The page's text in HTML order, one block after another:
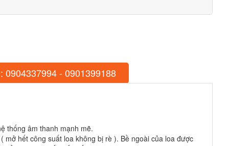
0904337994 - 0901399188
thống âm thanh mạnh mẽ.
hết công suất loa không bị rè ). Bề ngoài của loa được